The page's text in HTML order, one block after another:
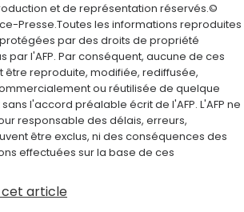
et de représentation réservés.©
Presse.Toutes les informations reproduites
par des droits de propriété
par l'AFP. Par conséquent, aucune de ces
être reproduite, modifiée, rediffusée,
ou réutilisée de quelque
l'accord préalable écrit de l'AFP. L'AFP ne
responsable des délais, erreurs,
être exclus, ni des conséquences des
effectuées sur la base de ces
cet article